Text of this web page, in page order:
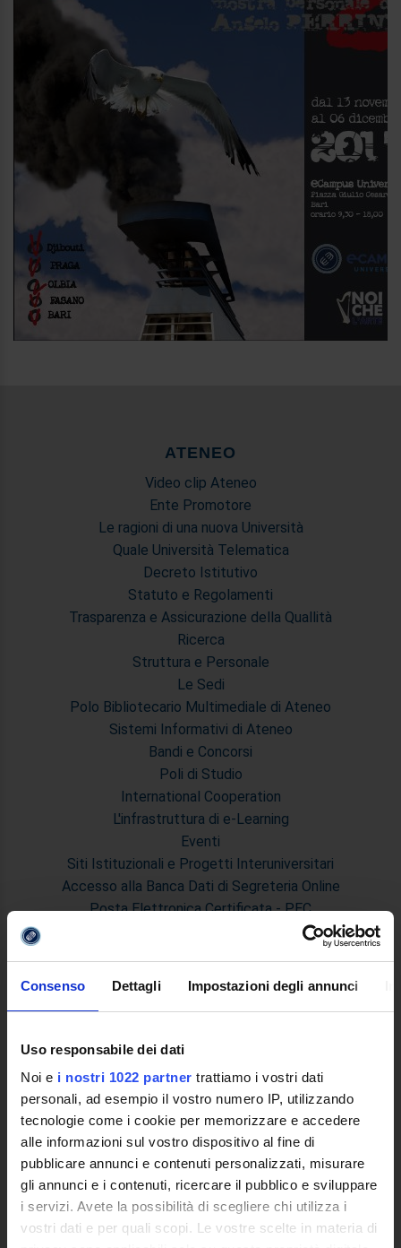
Consenso Dettagli Impostazioni degli annunci
Uso responsabile dei dati
Noi e i nostri 1022 partner trattiamo i vostri dati
personali, ad esempio il vostro numero IP, utilizzando
tecnologie come i cookie per memorizzare e accedere
alle informazioni sul vostro dispositivo al fine di
pubblicare annunci e contenuti personalizzati, misurare
gli annunci e i contenuti, ricercare il pubblico e sviluppare
i servizi. Avete la possibilità di scegliere chi utilizza i
vostri dati e per quali scopi. Le vostre scelte in materia di
ATENEO
Video clip Ateneo
Ente Promotore
Le ragioni di una nuova Università
Quale Università Telematica
Decreto Istitutivo
Statuto e Regolamenti
Trasparenza e Assicurazione della Quallità
Ricerca
Struttura e Personale
Le Sedi
Polo Bibliotecario Multimediale di Ateneo
Sistemi Informativi di Ateneo
Bandi e Concorsi
Poli di Studio
International Cooperation
L'infrastruttura di e-Learning
Eventi
Siti Istituzionali e Progetti Interuniversitari
Accesso alla Banca Dati di Segreteria Online
Posta Elettronica Certificata - PEC
Dottorato di Ricerca
Percorsi abilitanti di formazione iniziale degli insegnanti
DPCM 4/8/23
Certificazioni e Alta Formazione Professionale
Corsi Singoli
Mondo Scuola - Corsi per Insegnanti
Riepilogo Offerta Formativa
Manifesto degli Studi
Classi dei Corsi di Studio